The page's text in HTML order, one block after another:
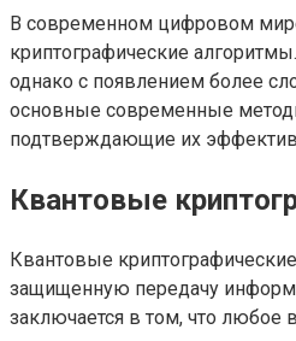
В современном цифровом
криптографические
однако с появлением более
основные современные
подтверждающие их
Квантовые
Квантовые
защищенную передачу
заключается в том, что